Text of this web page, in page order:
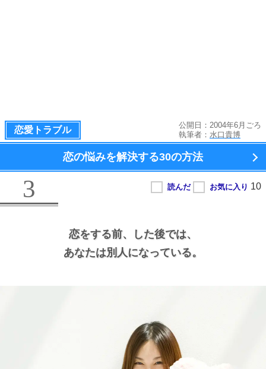
恋愛トラブル
公開日：2004年6月ごろ
執筆者： 水口貴博
恋の悩みを解決する30の方法
3
恋をする前、
した後では、
あなたは別人になっている。